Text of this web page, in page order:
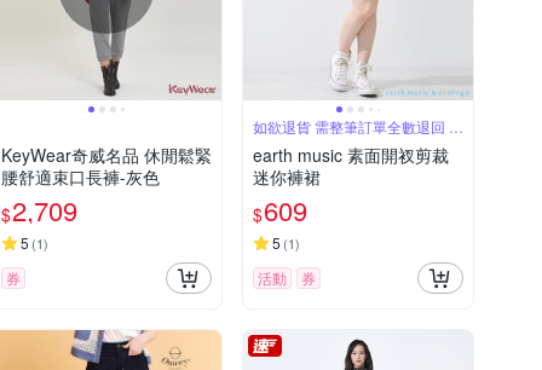
KeyWear奇威名品 休閒鬆緊
腰舒適束口長褲-灰色
$2,709
5 (1)
券
如欲退貨 需整筆訂單全數退回 不
能單退
earth music 素面開衩剪裁
迷你褲裙
$609
5 (1)
活動 券